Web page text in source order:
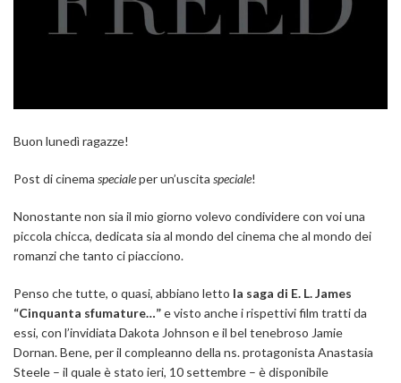
Buon lunedì ragazze!
Post di cinema specialeper un’uscita speciale!
Nonostante non sia il mio giorno volevo condividere con voi una
piccola chicca, dedicata sia al mondo del cinema che al mondo dei
romanzi che tanto ci piacciono.
Penso che tutte, o quasi, abbiano letto la saga di E. L. James
“Cinquanta sfumature…”e visto anche i rispettivi film tratti da
essi, con l’invidiata Dakota Johnson e il bel tenebroso Jamie
Dornan. Bene, per il compleanno della ns. protagonista Anastasia
Steele – il quale è stato ieri, 10 settembre – è disponibile